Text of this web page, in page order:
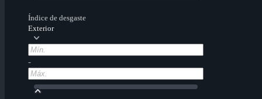
Índice de desgaste
Exterior
-